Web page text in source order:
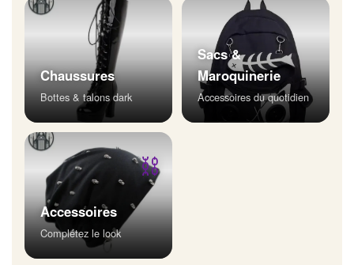
Chaussures
Bottes & talons dark
Sacs &
Maroquinerie
Accessoires du quotidien
⛓
Accessoires
Complétez le look